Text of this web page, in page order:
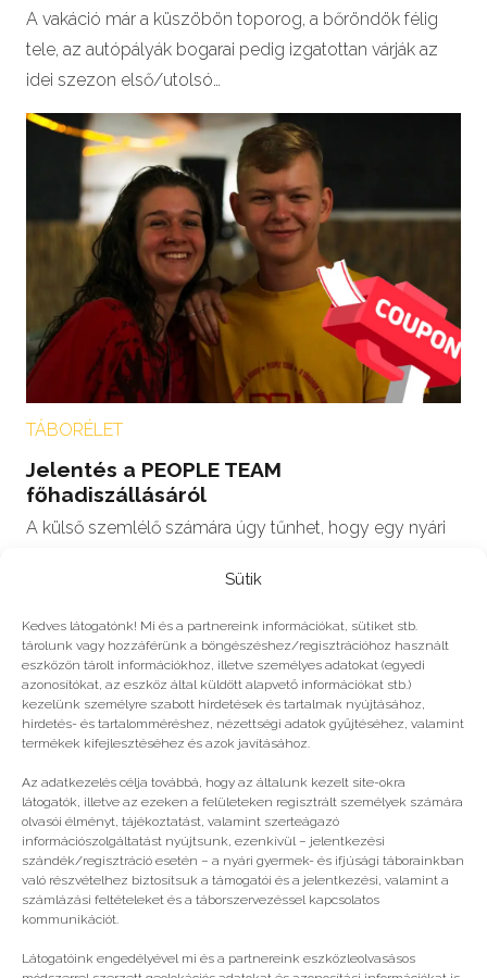
Sütik
Kedves látogatónk! Mi és a partnereink információkat, sütiket stb.
tárolunk vagy hozzáférünk a böngészéshez/regisztrációhoz használt
eszközön tárolt információkhoz, illetve személyes adatokat (egyedi
azonosítókat, az eszköz által küldött alapvető információkat stb.)
kezelünk személyre szabott hirdetések és tartalmak nyújtásához,
hirdetés- és tartalomméréshez, nézettségi adatok gyűjtéséhez, valamint
termékek kifejlesztéséhez és azok javításához.
Az adatkezelés célja továbbá, hogy az általunk kezelt site-okra
látogatók, illetve az ezeken a felületeken regisztrált személyek számára
olvasói élményt, tájékoztatást, valamint szerteágazó
információszolgáltatást nyújtsunk, ezenkívül – jelentkezési
szándék/regisztráció esetén – a nyári gyermek- és ifjúsági táborainkban
való részvételhez biztosítsuk a támogatói és a jelentkezési, valamint a
számlázási feltételeket és a táborszervezéssel kapcsolatos
kommunikációt.
Látogatóink engedélyével mi és a partnereink eszközleolvasásos
A vakáció már a küszöbön toporog, a bőröndök félig
tele, az autópályák bogarai pedig izgatottan várják az
idei szezon első/utolsó…
TÁBORÉLET
Jelentés a PEOPLE TEAM
főhadiszállásáról
A külső szemlélő számára úgy tűnhet, hogy egy nyári
a görögdinnye megjelenése…
Még több